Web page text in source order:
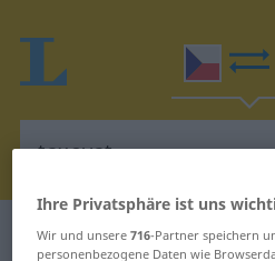
Tschechisch-Deutsch
Ihre Privatsphäre ist uns
Wir und unsere716-Partner speichern
personenbezogene Daten wie